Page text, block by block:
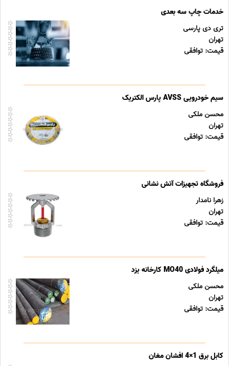
خدمات چاپ سه بعدی
تری دی پارسی
تهران
قیمت: توافقی
سیم خودرویی AVSS پارس الکتریک
محسن ملکی
تهران
قیمت: توافقی
فروشگاه تجهیزات آتش نشانی
زهرا نامدار
تهران
قیمت: توافقی
میلگرد فولادی MO40 کارخانه یزد
محسن ملکی
تهران
قیمت: توافقی
کابل برق 1×4 افشان مغان